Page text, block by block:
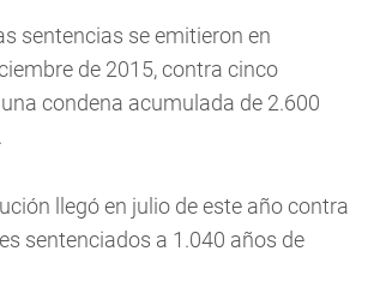
sentencias se emitieron en
de 2015, contra cinco
condena acumulada de 2.600
llegó en julio de este año contra
sentenciados a 1.040 años de